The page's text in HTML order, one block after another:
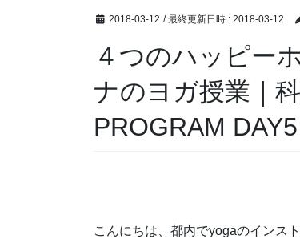
2018-03-12 / 最終更新日時 : 2018-03-12
４つのハッピー
ナのヨガ授業｜
PROGRAM DAY5
こんにちは、都内でyogaのインス